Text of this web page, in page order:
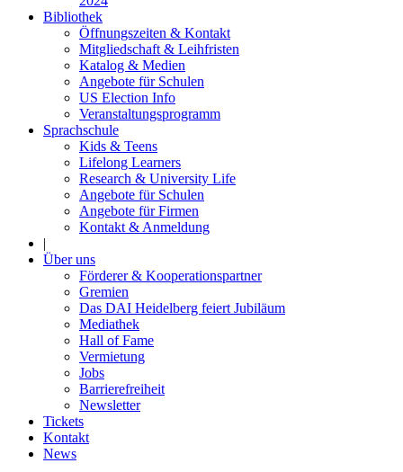
Bibliothek
Öffnungszeiten & Kontakt
Mitgliedschaft & Leihfristen
Katalog & Medien
Angebote für Schulen
US Election Info
Veranstaltungsprogramm
Sprachschule
Kids & Teens
Lifelong Learners
Research & University Life
Angebote für Schulen
Angebote für Firmen
Kontakt & Anmeldung
|
Über uns
Förderer & Kooperationspartner
Gremien
Das DAI Heidelberg feiert Jubiläum
Mediathek
Hall of Fame
Vermietung
Jobs
Barrierefreiheit
Newsletter
Tickets
Kontakt
News